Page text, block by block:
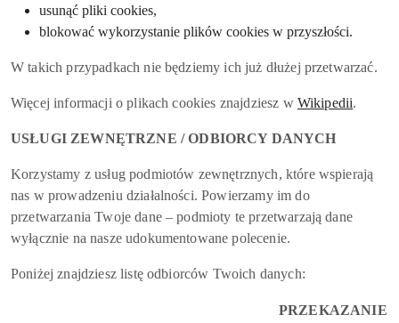
usunąć pliki cookies,
blokować wykorzystanie plików cookies w przyszłości.
W takich przypadkach nie będziemy ich już dłużej przetwarzać.
Więcej informacji o plikach cookies znajdziesz w Wikipedii.
USŁUGI ZEWNĘTRZNE / ODBIORCY DANYCH
Korzystamy z usług podmiotów zewnętrznych, które wspierają
nas w prowadzeniu działalności. Powierzamy im do
przetwarzania Twoje dane – podmioty te przetwarzają dane
wyłącznie na nasze udokumentowane polecenie.
Poniżej znajdziesz listę odbiorców Twoich danych:
PRZEKAZANIE